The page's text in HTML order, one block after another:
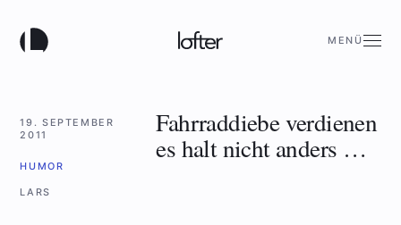
MENÜ
19. SEPTEMBER
2011
HUMOR
LARS
Fahrraddiebe verdienen
es halt nicht anders …